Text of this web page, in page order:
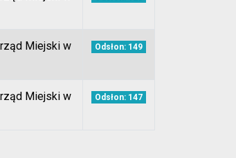
Miejski w
Odsłon: 149
Miejski w
Odsłon: 147